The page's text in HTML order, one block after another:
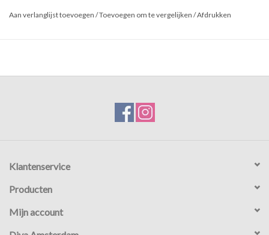
Aan verlanglijst toevoegen /Toevoegen om te vergelijken /Afdrukken
Klantenservice
Producten
Mijn account